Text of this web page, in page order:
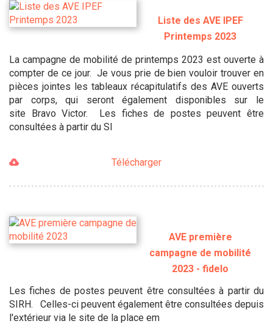
Liste des AVE IPEF
Printemps 2023
La campagne de mobilité de printemps 2023 est ouverte à
compter de ce jour. Je vous prie de bien vouloir trouver en
pièces jointes les tableaux récapitulatifs des AVE ouverts
par corps, qui seront également disponibles sur le
site Bravo Victor. Les fiches de postes peuvent être
consultées à partir du SI
Télécharger
AVE première
campagne de mobilité
2023 - fidelo
Les fiches de postes peuvent être consultées à partir du
SIRH. Celles-ci peuvent également être consultées depuis
l'extérieur via le site de la place em